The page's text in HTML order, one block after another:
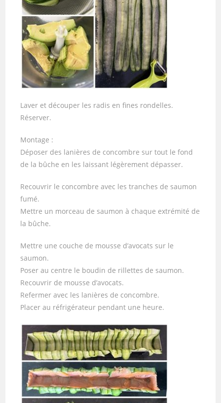
Laver et découper les radis en fines rondelles.
Réserver.
Montage :
Déposer des lanières de concombre sur tout le fond
de la bûche en les laissant légèrement dépasser.
Recouvrir le concombre avec les tranches de saumon
fumé.
Mettre un morceau de saumon à chaque extrémité de
la bûche.
Mettre une couche de mousse d’avocats sur le
saumon.
Poser au centre le boudin de rillettes de saumon.
Recouvrir de mousse d’avocats.
Refermer avec les lanières de concombre.
Placer au réfrigérateur pendant une heure.